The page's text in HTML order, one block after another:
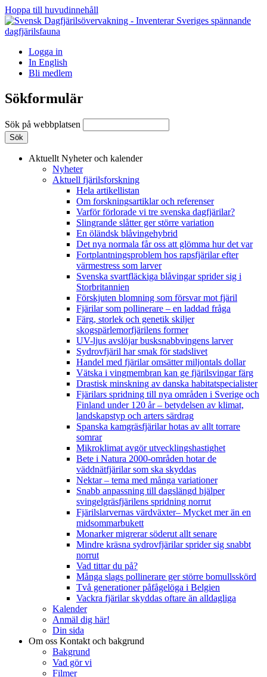
Hoppa till huvudinnehåll
Logga in
In English
Bli medlem
Sökformulär
Sök på webbplatsen
Aktuellt Nyheter och kalender
Nyheter
Aktuell fjärilsforskning
Hela artikellistan
Om forskningsartiklar och referenser
Varför förlorade vi tre svenska dagfjärilar?
Slingrande slåtter ger större variation
En öländsk blåvingehybrid
Det nya normala får oss att glömma hur det var
Fortplantningsproblem hos rapsfjärilar efter
värmestress som larver
Svenska svartfläckiga blåvingar sprider sig i
Storbritannien
Förskjuten blomning som försvar mot fjäril
Fjärilar som pollinerare – en laddad fråga
Färg, storlek och genetik skiljer
skogspärlemorfjärilens former
UV-ljus avslöjar busksnabbvingens larver
Sydrovfjäril har smak för stadslivet
Handel med fjärilar omsätter miljontals dollar
Vätska i vingmembran kan ge fjärilsvingar färg
Drastisk minskning av danska habitatspecialister
Fjärilars spridning till nya områden i Sverige och
Finland under 120 år– betydelsen av klimat,
landskapstyp och arters särdrag
Spanska kamgräsfjärilar hotas av allt torrare
somrar
Mikroklimat avgör utvecklingshastighet
Bete i Natura 2000-områden hotar de
väddnätfjärilar som ska skyddas
Nektar – tema med många variationer
Snabb anpassning till dagslängd hjälper
svingelgräsfjärilens spridning norrut
Fjärilslarvernas värdväxter– Mycket mer än en
midsommarbukett
Monarker migrerar söderut allt senare
Mindre kräsna sydrovfjärilar sprider sig snabbt
norrut
Vad tittar du på?
Många slags pollinerare ger större bomullsskörd
Två generationer påfågelöga i Belgien
Vackra fjärilar skyddas oftare än alldagliga
Kalender
Anmäl dig här!
Din sida
Om oss Kontakt och bakgrund
Bakgrund
Vad gör vi
Filmer